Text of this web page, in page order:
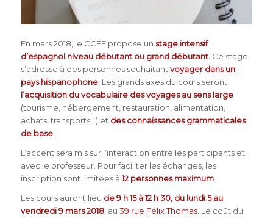
En mars 2018, le CCFE propose un stage intensif
d’espagnol niveau débutant ou grand débutant. Ce stage
s’adresse à des personnes souhaitant voyager dans un
pays hispanophone. Les grands axes du cours seront
l’acquisition du vocabulaire des voyages au sens large
(tourisme, hébergement, restauration, alimentation,
achats, transports…) et des connaissances grammaticales
de base.
L’accent sera mis sur l’interaction entre les participants et
avec le professeur. Pour faciliter les échanges, les
inscription sont limitées à12 personnes maximum.
Les cours auront lieu de 9 h 15 à 12 h 30, du lundi 5 au
vendredi 9 mars 2018, au 39 rue Félix Thomas. Le coût du